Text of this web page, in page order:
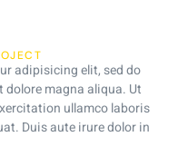
adipisicing elit, sed do
magna aliqua. Ut
ullamco laboris
Duis aute irure dolor in